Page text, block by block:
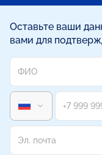
Оставьте ваши
вами для